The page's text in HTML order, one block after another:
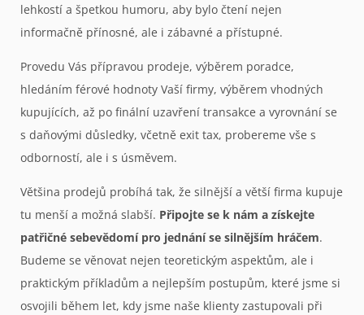
lehkostí a špetkou humoru, aby bylo čtení nejen
informačně přínosné, ale i zábavné a přístupné.
Provedu Vás přípravou prodeje, výběrem poradce,
hledáním férové hodnoty Vaší firmy, výběrem vhodných
kupujících, až po finální uzavření transakce a vyrovnání se
s daňovými důsledky, včetně exit tax, probereme vše s
odborností, ale i s úsměvem.
Většina prodejů probíhá tak, že silnější a větší firma kupuje
tu menší a možná slabší. Připojte se k nám a získejte
patřičné sebevědomí pro jednání se silnějším hráčem.
Budeme se věnovat nejen teoretickým aspektům, ale i
praktickým příkladům a nejlepším postupům, které jsme si
osvojili během let, kdy jsme naše klienty zastupovali při